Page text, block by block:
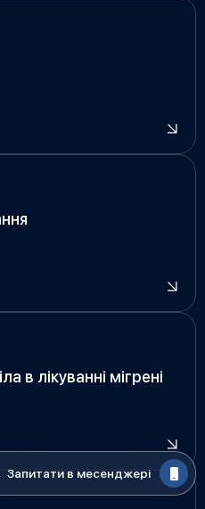
в лікуванні мігрені
Запитати в месенджері